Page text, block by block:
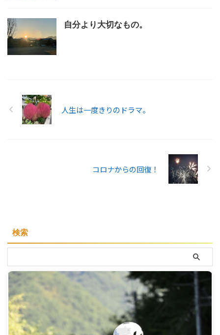
自分より大切なもの。
人生は一度きりのドラマ。
コロナからの回復！
検索